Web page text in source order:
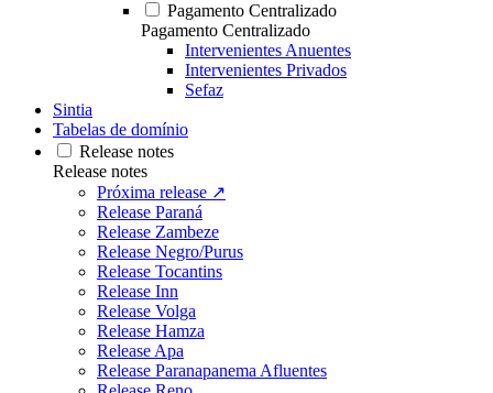
Pagamento Centralizado
Pagamento Centralizado
Intervenientes Anuentes
Intervenientes Privados
Sefaz
Sintia
Tabelas de domínio
Release notes
Release notes
Próxima release ↗
Release Paraná
Release Zambeze
Release Negro/Purus
Release Tocantins
Release Inn
Release Volga
Release Hamza
Release Apa
Release Paranapanema Afluentes